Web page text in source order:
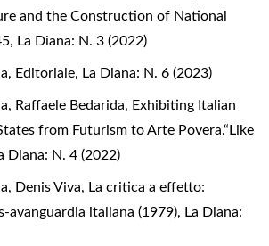
and the Construction of National
, La Diana: N. 3 (2022)
Editoriale, La Diana: N. 6 (2023)
Raffaele Bedarida, Exhibiting Italian
from Futurism to Arte Povera.“Like
Diana: N. 4 (2022)
Denis Viva, La critica a effetto:
avanguardia italiana (1979), La Diana: